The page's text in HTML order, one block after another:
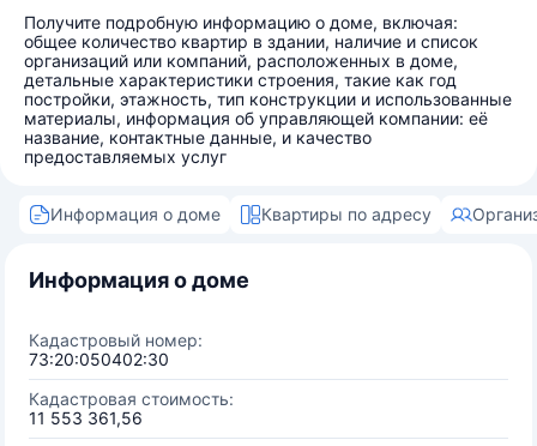
Получите подробную информацию о доме, включая:
общее количество квартир в здании, наличие и список
организаций или компаний, расположенных в доме,
детальные характеристики строения, такие как год
постройки, этажность, тип конструкции и использованные
материалы, информация об управляющей компании: её
название, контактные данные, и качество
предоставляемых услуг
Информация о доме Квартиры по адресу
Информация о доме
Кадастровый номер:
73:20:050402:30
Кадастровая стоимость:
11 553 361,56